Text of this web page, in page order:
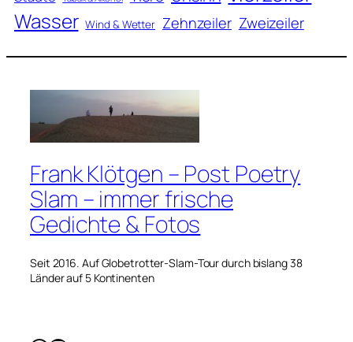
Wasser Wind & Wetter Zehnzeiler Zweizeiler
Frank Klötgen – Post Poetry
Slam – immer frische
Gedichte & Fotos
Seit 2016. Auf Globetrotter-Slam-Tour durch bislang 38
Länder auf 5 Kontinenten